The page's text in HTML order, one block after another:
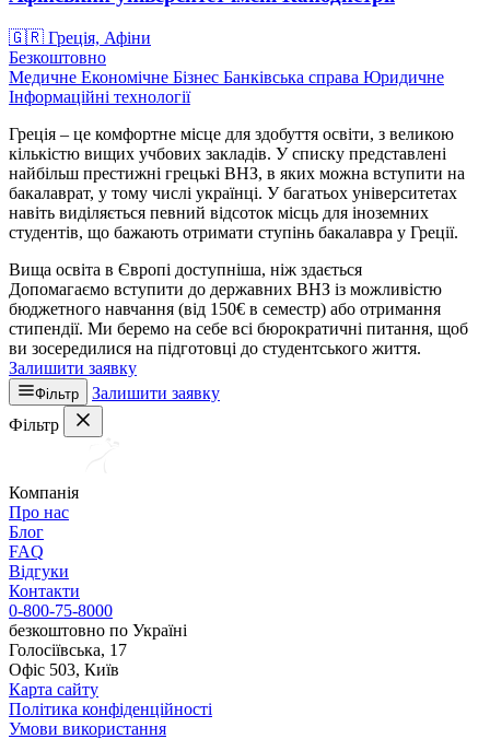
🇬🇷 Греція, Афіни
Безкоштовно
Медичне Економічне Бізнес Банківська справа Юридичне
Інформаційні технології
Греція – це комфортне місце для здобуття освіти, з великою
кількістю вищих учбових закладів. У списку представлені
найбільш престижні грецькі ВНЗ, в яких можна вступити на
бакалаврат, у тому числі українці. У багатьох університетах
навіть виділяється певний відсоток місць для іноземних
студентів, що бажають отримати ступінь бакалавра у Греції.
Вища освіта в Європі доступніша, ніж здається
Допомагаємо вступити до державних ВНЗ із можливістю
бюджетного навчання (від 150€ в семестр) або отримання
стипендії. Ми беремо на себе всі бюрократичні питання, щоб
ви зосередилися на підготовці до студентського життя.
Залишити заявку
Фільтр
Залишити заявку
Фільтр
Компанія
Про нас
Блог
FAQ
Відгуки
Контакти
0-800-75-8000
безкоштовно по Україні
Голосіївська, 17
Офіс 503, Київ
Карта сайту
Політика конфіденційності
Умови використання